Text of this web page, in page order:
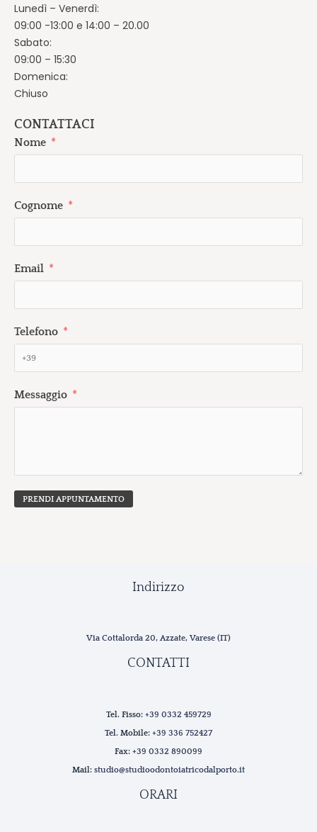
Lunedì – Venerdì:
09:00 -13:00 e 14:00 – 20.00
Sabato:
09:00 – 15:30
Domenica:
Chiuso
CONTATTACI
Nome
Cognome
Email
Telefono
Messaggio
PRENDI APPUNTAMENTO
Indirizzo
Via Cottalorda 20, Azzate, Varese (IT)
CONTATTI
Tel. Fisso: +39 0332 459729
Tel. Mobile: +39 336 752427
Fax: +39 0332 890099
Mail: studio@studioodontoiatricodalporto.it
ORARI